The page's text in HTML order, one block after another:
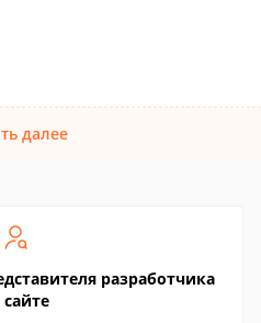
далее
разработчика
сайте